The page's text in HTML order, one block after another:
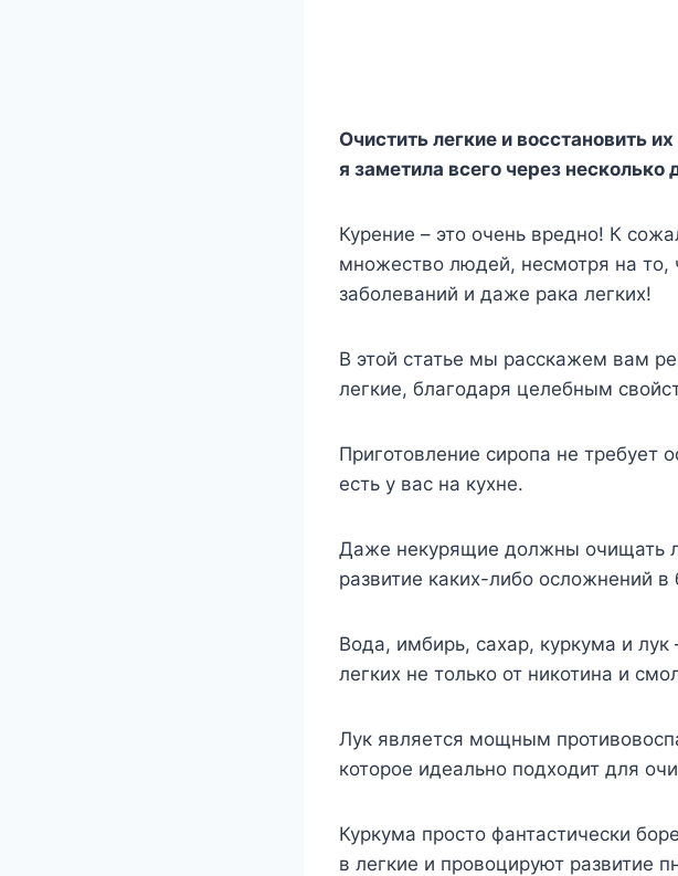
Очистить легкие и восстановить
я заметила всего через несколько
Курение – это очень вредно! К
множество людей, несмотря на
заболеваний и даже рака легких!
В этой статье мы расскажем вам
легкие, благодаря целебным
Приготовление сиропа не требует
есть у вас на кухне.
Даже некурящие должны очищать
развитие каких-либо осложнений
Вода, имбирь, сахар, куркума и
легких не только от никотина и
Лук является мощным
которое идеально подходит для
Куркума просто фантастически
в легкие и провоцируют развитие